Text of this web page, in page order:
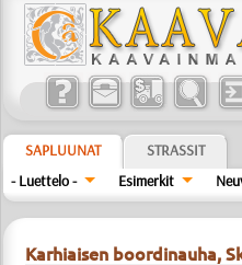
SAPLUUNAT
STRASSIT
- Luettelo -
Esimerkit
Karhiaisen boordinauha,